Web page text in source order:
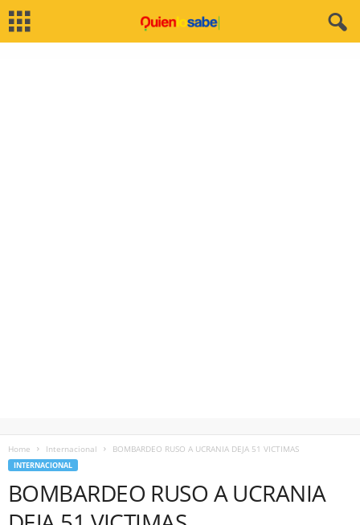
Home Internacional BOMBARDEO RUSO A UCRANIA DEJA 51 VICTIMAS
INTERNACIONAL
BOMBARDEO RUSO A UCRANIA